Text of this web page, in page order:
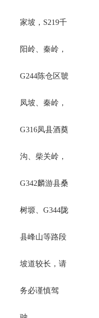
家坡，S219千
阳岭、秦岭，
G244陈仓区虢
凤坡、秦岭，
G316凤县酒奠
沟、柴关岭，
G342麟游县桑
树塬、G344陇
县峰山等路段
坡道较长，请
务必谨慎驾